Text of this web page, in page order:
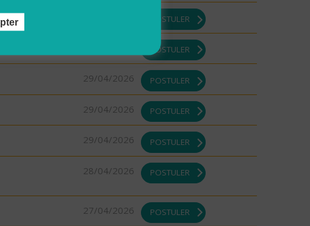
POSTULER
POSTULER
29/04/2026 POSTULER
29/04/2026 POSTULER
29/04/2026 POSTULER
28/04/2026 POSTULER
27/04/2026 POSTULER